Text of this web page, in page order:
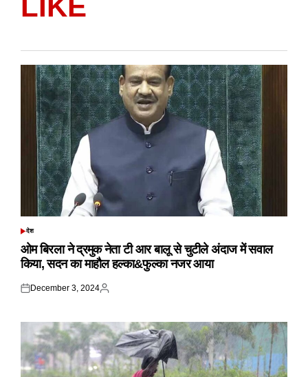
LIKE
POSTED
देश
ओम बिरला ने द्रमुक नेता टी आर बालू से चुटीले अंदाज में सवाल
किया, सदन का माहौल हल्का&फुल्का नजर आया
Posted
December 3, 2024
Posted